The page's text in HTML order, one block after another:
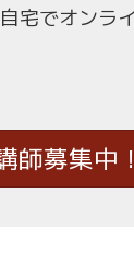
宅でオンラ
師募集中！